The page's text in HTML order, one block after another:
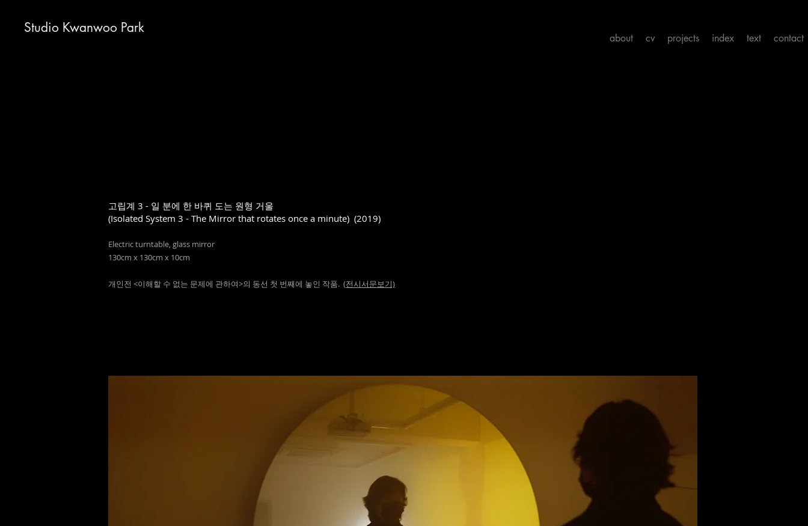
Studio Kwanwoo Park
about cv projects index text contact
고립계 3 - 일 분에 한 바퀴 도는 원형 거울
(Isolated System 3 - The Mirror that rotates once a minute) (2019)
Electric turntable, glass mirror
130cm x 130cm x 10cm
개인전 <이해할 수 없는 문제에 관하여>의 동선 첫 번째에 놓인 작품. (전시서문보기)